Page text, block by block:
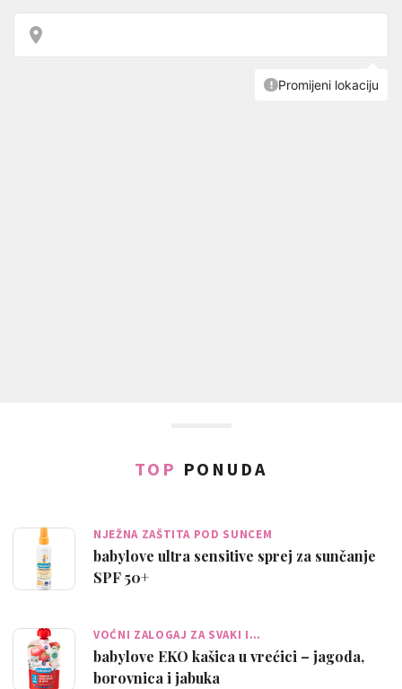
TOP PONUDA
NJEŽNA ZAŠTITA POD SUNCEM
babylove ultra sensitive sprej za sunčanje
SPF 50+
VOĆNI ZALOGAJ ZA SVAKI I…
babylove EKO kašica u vrećici – jagoda,
borovnica i jabuka